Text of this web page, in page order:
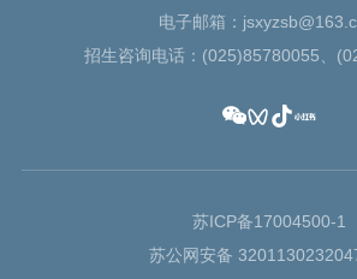
电子邮箱：
招生咨询电话：(025)85780055、
苏ICP备17004500-1
苏公网安备